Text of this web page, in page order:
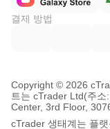
결제 방법
Copyright © 2026
트는 cTrader Ltd(주
Center, 3rd Floor,
cTrader 생태계는 플